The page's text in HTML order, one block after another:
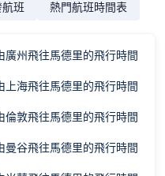
班 熱門航班時間表
廣州飛往馬德里的飛行時間
上海飛往馬德里的飛行時間
倫敦飛往馬德里的飛行時間
曼谷飛往馬德里的飛行時間